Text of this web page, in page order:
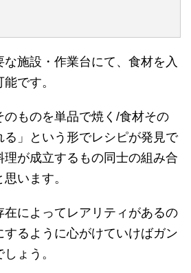
施設・作業台にて、食材を入
です。
ものを単品で焼く/食材その
る」という形でレシピが発見で
理が成立するもの同士の組み合
います。
在によってレアリティがあるの
するように心がけていけばガン
ょう。